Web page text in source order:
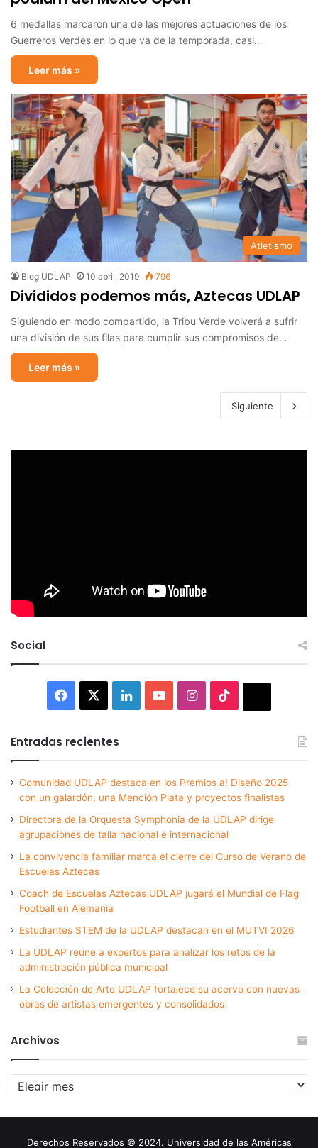
6 medallas marcaron una de las mejores actuaciones de los
Guerreros Verdes en lo que va de la temporada, casi…
Leer más »
Atletismo
Blog UDLAP 10 abril, 2019 796
Divididos podemos más, Aztecas UDLAP
Siguiendo en modo compartido, la Tribu Verde volverá a sufrir
una división de sus filas para cumplir sus compromisos de…
Leer más »
Siguiente
Social
Facebook LinkedInYouTubeInstagram
Entradas recientes
Comunidad UDLAP destaca en los Premios a! Diseño 2025
con un galardón, una Mención Plata y proyectos finalistas
Directora de la Orquesta Symphonia de la UDLAP dirige
agrupaciones de talla nacional e internacional
La convivencia familiar marca el cierre del Curso de Verano de
Escuelas Aztecas
Coach de Escuelas Aztecas UDLAP jugará el Mundial de Flag
Football en Alemania
Estudiantes STEM de la UDLAP destacan en el MUTVI 2026
La UDLAP reúne a expertos para analizar los retos de la
administración pública municipal
La Colección de Arte UDLAP fortalece su acervo con nuevas
obras de artistas emergentes y consolidados
Archivos
Archivos
Derechos Reservados © 2024. Universidad de las Américas